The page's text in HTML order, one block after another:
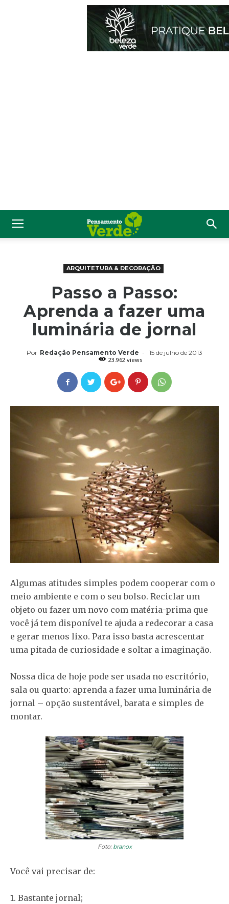
ARQUITETURA & DECORAÇÃO
Passo a Passo:
Aprenda a fazer uma
luminária de jornal
Por Redação Pensamento Verde -
15 de julho de 2013
23.962 views
Algumas atitudes simples podem cooperar com o
meio ambiente e com o seu bolso. Reciclar um
objeto ou fazer um novo com matéria-prima que
você já tem disponível te ajuda a redecorar a casa
e gerar menos lixo. Para isso basta acrescentar
uma pitada de curiosidade e soltar a imaginação.
Nossa dica de hoje pode ser usada no escritório,
sala ou quarto: aprenda a fazer uma luminária de
jornal – opção sustentável, barata e simples de
montar.
Foto: branox
Você vai precisar de:
1. Bastante jornal;